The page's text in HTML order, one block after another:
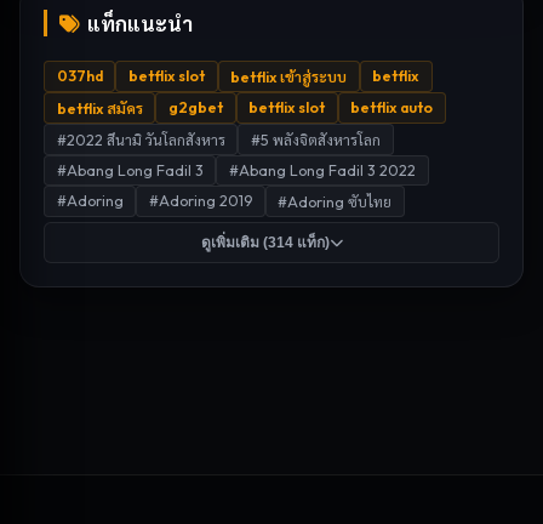
แท็กแนะนำ
037hd betflix slot betflix เข้าสู่ระบบ
betflix
betflix สมัคร
g2gbet betflix slot
betflix auto
#2022 สึนามิ วันโลกสังหาร #5 พลังจิตสังหารโลก
#Abang Long Fadil 3 #Abang Long Fadil 3 2022
#Adoring #Adoring 2019 #Adoring ซับไทย
ดูเพิ่มเติม (314แท็ก)